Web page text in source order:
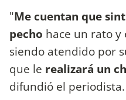
"Me cuentan que
pecho hace un rato y
siendo atendido por
que le realizará un
difundió el periodista.